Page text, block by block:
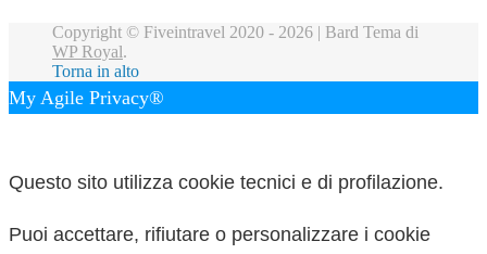
Copyright © Fiveintravel 2020 - 2026 | Bard Tema di
WP Royal.
Torna in alto
My Agile Privacy®
Questo sito utilizza cookie tecnici e di profilazione.
Puoi accettare, rifiutare o personalizzare i cookie